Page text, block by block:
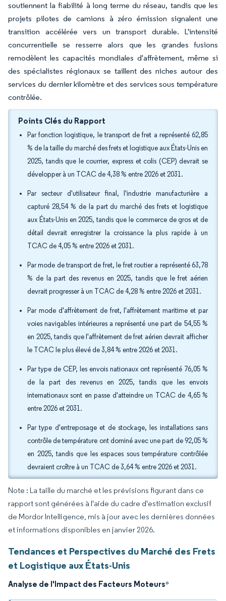
soutiennent la fiabilité à long terme du réseau, tandis que les
projets pilotes de camions à zéro émission signalent une
transition accélérée vers un transport durable. L'intensité
concurrentielle se resserre alors que les grandes fusions
remodèlent les capacités mondiales d'affrètement, même si
des spécialistes régionaux se taillent des niches autour des
services du dernier kilomètre et des services sous température
contrôlée.
Points Clés du Rapport
Par fonction logistique, le transport de fret a représenté 62,85
% de la taille du marché des frets et logistique aux États-Unis en
2025, tandis que le courrier, express et colis (CEP) devrait se
développer à un TCAC de 4,38 % entre 2026 et 2031.
Par secteur d'utilisateur final, l'industrie manufacturière a
capturé 28,54 % de la part du marché des frets et logistique
aux États-Unis en 2025, tandis que le commerce de gros et de
détail devrait enregistrer la croissance la plus rapide à un
TCAC de 4,05 % entre 2026 et 2031.
Par mode de transport de fret, le fret routier a représenté 63,78
% de la part des revenus en 2025, tandis que le fret aérien
devrait progresser à un TCAC de 4,28 % entre 2026 et 2031.
Par mode d'affrètement de fret, l'affrètement maritime et par
voies navigables intérieures a représenté une part de 54,55 %
en 2025, tandis que l'affrètement de fret aérien devrait afficher
le TCAC le plus élevé de 3,84 % entre 2026 et 2031.
Par type de CEP, les envois nationaux ont représenté 76,05 %
de la part des revenus en 2025, tandis que les envois
internationaux sont en passe d'atteindre un TCAC de 4,65 %
entre 2026 et 2031.
Par type d'entreposage et de stockage, les installations sans
contrôle de température ont dominé avec une part de 92,05 %
en 2025, tandis que les espaces sous température contrôlée
devraient croître à un TCAC de 3,64 % entre 2026 et 2031.
Note : La taille du marché et les prévisions figurant dans ce
rapport sont générées à l'aide du cadre d'estimation exclusif
de Mordor Intelligence, mis à jour avec les dernières données
et informations disponibles en janvier 2026.
Tendances et Perspectives du Marché des Frets
et Logistique aux États-Unis
Analyse de l'Impact des Facteurs Moteurs*